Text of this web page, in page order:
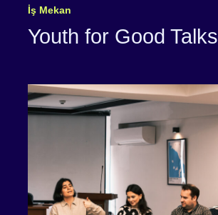
İş Mekan
Youth for Good Talks